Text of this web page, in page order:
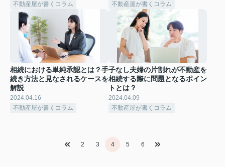
不動産屋が書くコラム
不動産屋が書くコラム
相続における単純承認とは？手
続き方法と見なされるケースを
解説
2024.04.16
不動産屋が書くコラム
子なし夫婦の片割れが不動産を
相続する際に問題となるポイン
トとは？
2024.04.09
不動産屋が書くコラム
2 3 4 5 6